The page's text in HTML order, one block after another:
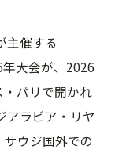
主催する
年大会が、2026
パリで開かれ
アラビア・リヤ
サウジ国外での